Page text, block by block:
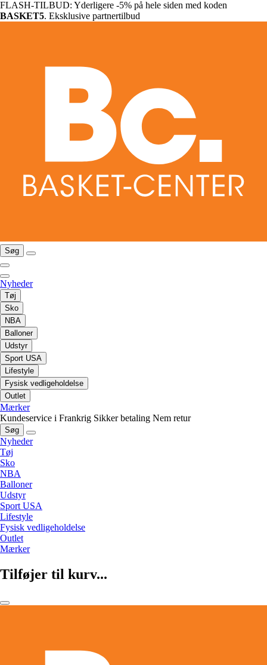
FLASH-TILBUD: Yderligere -5% på hele siden med koden
BASKET5. Eksklusive partnertilbud
Søg
Nyheder
Tøj
Sko
NBA
Balloner
Udstyr
Sport USA
Lifestyle
Fysisk vedligeholdelse
Outlet
Mærker
Kundeservice i Frankrig Sikker betaling Nem retur
Søg
Nyheder
Tøj
Sko
NBA
Balloner
Udstyr
Sport USA
Lifestyle
Fysisk vedligeholdelse
Outlet
Mærker
Tilføjer til kurv...